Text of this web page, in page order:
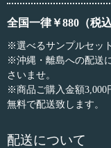
全国一律￥880（税込
※選べるサンプルセッ
※沖縄・離島への配送
さいませ。
※商品ご購入金額3,000
無料で配送致します。
配送について